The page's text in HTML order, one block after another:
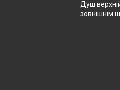
Душ
зовнішнім